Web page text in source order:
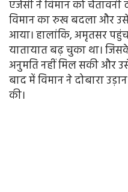
एजेंसी ने विमान को
विमान का रुख बदला और उसे
आया। हालांकि, अमृतसर
यातायात बढ़ चुका था।
अनुमति नहीं मिल सकी और
बाद में विमान ने दोबारा
की।